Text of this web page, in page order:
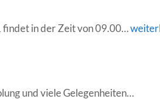
findet in der Zeit von 09.00…Tag
am
und viele Gelegenheiten…